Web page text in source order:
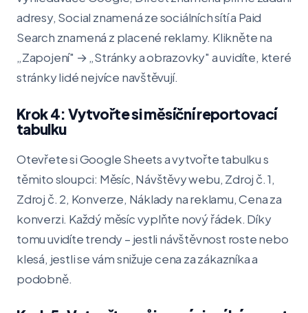
adresy, Social znamená ze sociálních sítí a Paid
Search znamená z placené reklamy. Klikněte na
„Zapojení" → „Stránky a obrazovky" a uvidíte, které
stránky lidé nejvíce navštěvují.
Krok 4: Vytvořte si měsíční reportovací
tabulku
Otevřete si Google Sheets a vytvořte tabulku s
těmito sloupci: Měsíc, Návštěvy webu, Zdroj č. 1,
Zdroj č. 2, Konverze, Náklady na reklamu, Cena za
konverzi. Každý měsíc vyplňte nový řádek. Díky
tomu uvidíte trendy – jestli návštěvnost roste nebo
klesá, jestli se vám snižuje cena za zákazníka a
podobně.